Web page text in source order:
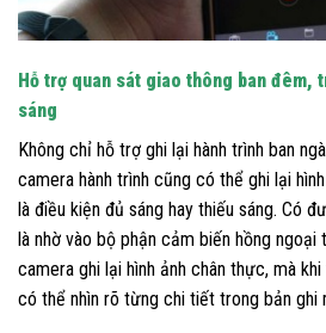
Hỗ trợ quan sát giao thông ban đêm,
sáng
Không chỉ hỗ trợ ghi lại hành trình ban
camera hành trình cũng có thể ghi lại
là điều kiện đủ sáng hay thiếu sáng. Có
là nhờ vào bộ phận cảm biến hồng ngoại
camera ghi lại hình ảnh chân thực, mà
có thể nhìn rõ từng chi tiết trong bản ghi